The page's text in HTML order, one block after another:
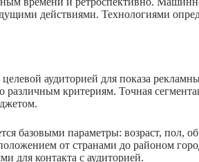
действиями. Технологиями
аудиторией для показа
критериям. Точная
базовыми параметры: возраст, пол,
от странами до районом
для контакта с аудиторией.